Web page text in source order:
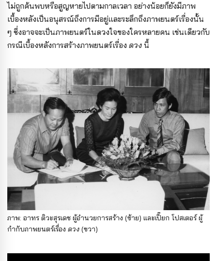
ไม่ถูกค้นพบหรือสูญหายไปตามกาลเวลา อย่างน้อยก็ยังมีภาพ
เบื้องหลังเป็นอนุสรณ์ถึงการมีอยู่และระลึกถึงภาพยนตร์เรื่องนั้น
ๆ ซึ่งอาจจะเป็นภาพยนตร์ในดวงใจของใครหลายคน เช่นเดียวกับ
กรณีเบื้องหลังการสร้างภาพยนตร์เรื่อง ดวง นี้
ภาพ: อาทร ติวะสุรเดช ผู้อำนวยการสร้าง (ซ้าย) และเปี๊ยก โปสเตอร์ ผู้
กำกับภาพยนตร์เรื่อง ดวง (ขวา)